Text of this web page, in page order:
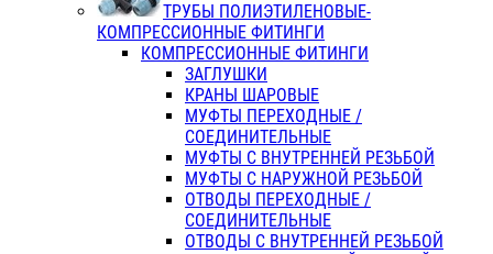
ТРУБЫ ПОЛИЭТИЛЕНОВЫЕ-
КОМПРЕССИОННЫЕ ФИТИНГИ
КОМПРЕССИОННЫЕ ФИТИНГИ
ЗАГЛУШКИ
КРАНЫ ШАРОВЫЕ
МУФТЫ ПЕРЕХОДНЫЕ /
СОЕДИНИТЕЛЬНЫЕ
МУФТЫ С ВНУТРЕННЕЙ РЕЗЬБОЙ
МУФТЫ С НАРУЖНОЙ РЕЗЬБОЙ
ОТВОДЫ ПЕРЕХОДНЫЕ /
СОЕДИНИТЕЛЬНЫЕ
ОТВОДЫ С ВНУТРЕННЕЙ РЕЗЬБОЙ